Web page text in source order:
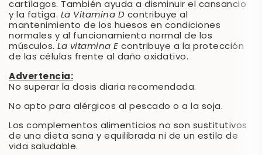
cartílagos. También ayuda a disminuir el cansancio
y la fatiga. La Vitamina D contribuye al
mantenimiento de los huesos en condiciones
normales y al funcionamiento normal de los
músculos. La vitamina E contribuye a la protección
de las células frente al daño oxidativo.
Advertencia:
No superar la dosis diaria recomendada.
No apto para alérgicos al pescado o a la soja.
Los complementos alimenticios no son sustitutivos
de una dieta sana y equilibrada ni de un estilo de
vida saludable.